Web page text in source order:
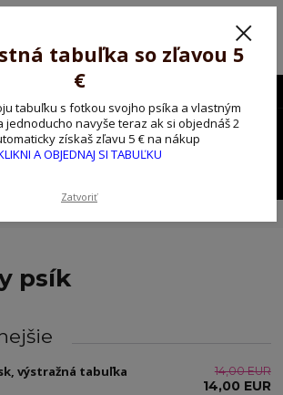
o trpezlivosť, v tomto období máme
pripravili malý darček ako ospravedlnenie.
objednávku nad 30€ s kódom pozorpes5 !!!
0,00 EUR
psík
výstražná tabuľka 14,00 EUR
14,00 EUR
tabuľka so zľavou 5
€
tabuľku s fotkou svojho psíka a vlastným
jednoducho navyše teraz ak si objednáš 2
získaš zľavu 5 € na nákup
A OBJEDNAJ SI TABUĽKU
Zatvoriť